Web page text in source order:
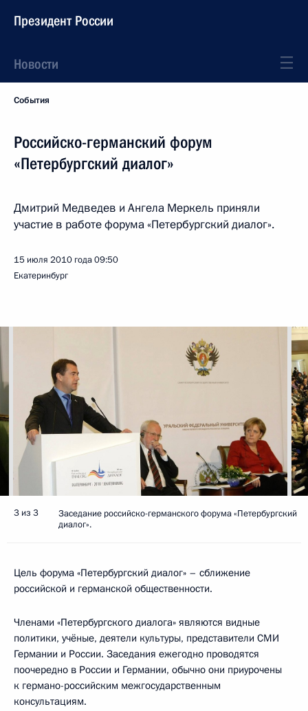
Президент России
Новости
События
Российско-германский форум
«Петербургский диалог»
Дмитрий Медведев и Ангела Меркель приняли
участие в работе форума «Петербургский диалог».
15 июля 2010 года09:50
Екатеринбург
3 из 3
Заседание российско-германского форума «Петербургский
диалог».
Цель форума «Петербургский диалог» – сближение
российской и германской общественности.
Членами «Петербургского диалога» являются видные
политики, учёные, деятели культуры, представители СМИ
Германии и России. Заседания ежегодно проводятся
поочередно в России и Германии, обычно они приурочены
к германо-российским межгосударственным
консультациям.